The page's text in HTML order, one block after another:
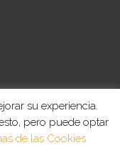
su experiencia.
pero puede optar
de las Cookies